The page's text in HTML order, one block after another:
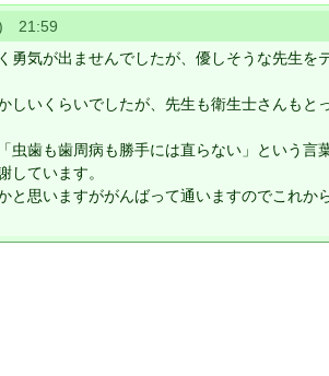
21:59
勇気が出ませんでしたが、優しそうな先生を
しいくらいでしたが、先生も衛生士さんもと
虫歯も歯周病も勝手には直らない」という言
しています。
と思いますががんばって通いますのでこれか